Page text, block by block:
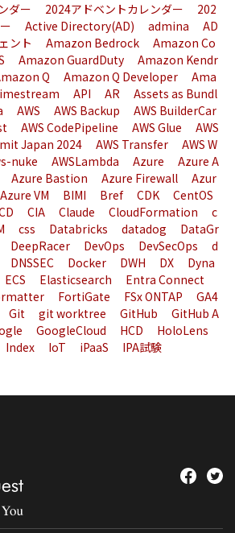
ダー 2024アドベントカレンダー
202
Active Directory(AD) admina
AD
ント Amazon Bedrock
Amazon Co
Amazon GuardDuty
Amazon Kendr
Q Amazon Q Developer
Ama
API AR
Assets as Bundl
AWS AWS Backup
AWS BuilderCar
AWS CodePipeline AWS Glue
AWS
Japan 2024 AWS Transfer
AWS W
nuke AWSLambda Azure
Azure A
Azure Bastion Azure Firewall
Azur
Azure VM BIMI Bref CDK
CentOS
CIA Claude CloudFormation
c
css Databricks datadog
DataGr
DeepRacer DevOps DevSecOps
d
DNSSEC Docker DWH DX
Dyna
ECS Elasticsearch
Entra Connect
FortiGate FSx ONTAP
GA4
Git git worktree GitHub
GitHub A
GoogleCloud HCD
HoloLens
Index IoT iPaaS IPA試験